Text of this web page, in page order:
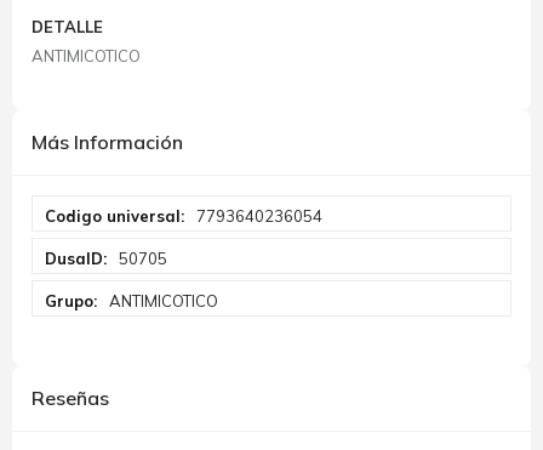
DETALLE
ANTIMICOTICO
Más Información
Información
7793640236054
50705
ANTIMICOTICO
Reseñas